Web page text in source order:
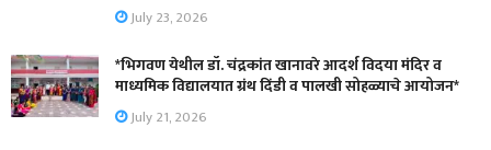
July 23, 2026
*भिगवण येथील डॉ. चंद्रकांत खानावरे आदर्श विदया मंदिर व
माध्यमिक विद्यालयात ग्रंथ दिंडी व पालखी सोहळ्याचे आयोजन*
July 21, 2026